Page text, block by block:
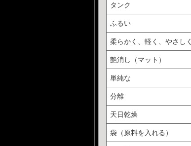
タンク
ふるい
柔らかく、軽く、やさしく
艶消し（マット）
単純な
分離
天日乾燥
袋（原料を入れる）